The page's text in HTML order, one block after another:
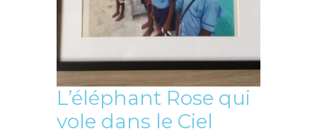
la
page
produit
L’éléphant Rose qui
vole dans le Ciel